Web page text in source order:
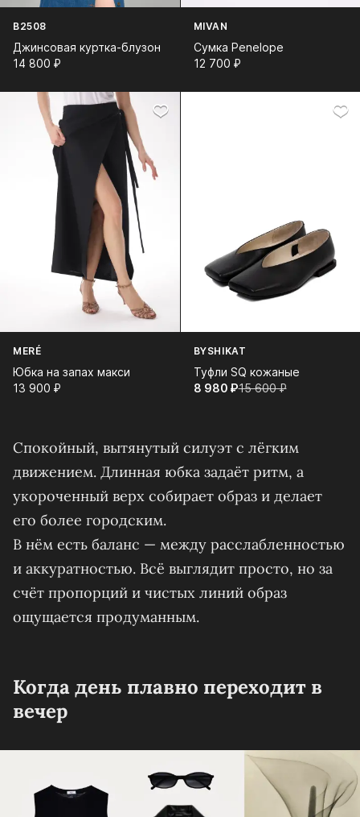
B2508
Джинсовая куртка-блузон
14 800⁠ ⁠₽
MIVAN
Сумка Penelope
12 700⁠ ⁠₽
MERÉ
Юбка на запах макси
13 900⁠ ⁠₽
BYSHIKAT
Туфли SQ кожаные
8 980⁠ ⁠₽15 600⁠ ⁠₽
Спокойный, вытянутый силуэт с лёгким
движением. Длинная юбка задаёт ритм, а
укороченный верх собирает образ и делает
его более городским.
В нём есть баланс — между расслабленностью
и аккуратностью. Всё выглядит просто, но за
счёт пропорций и чистых линий образ
ощущается продуманным.
Когда день плавно переходит в
вечер